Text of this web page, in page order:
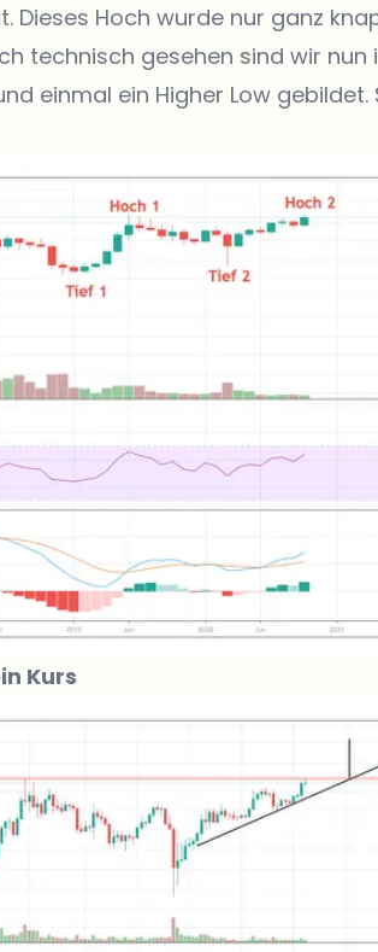
Dieses Hoch wurde nur ganz
technisch gesehen sind wir
einmal ein Higher Low
Kurs